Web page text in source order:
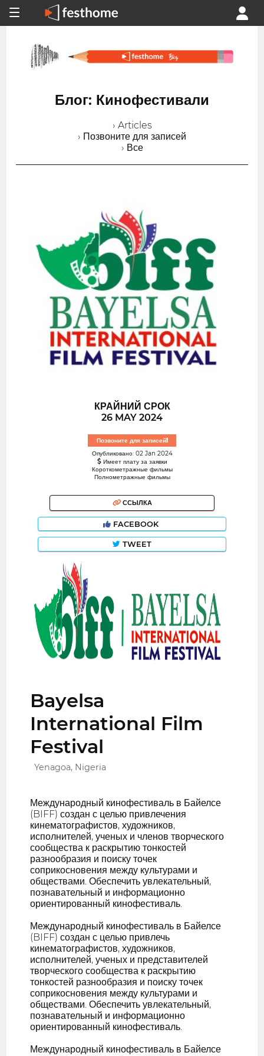
Блог: Кинофестивали
› Articles
› Позвоните для записей
› Все
КРАЙНИЙ СРОК
26 MAY 2024
Позвоните для записей!
Опубликовано: 02 Jan 2024
Имеет плату за заявки
Короткометражные фильмы
Полнометражные фильмы
ССЫЛКА
FACEBOOK
TWEET
Bayelsa
International Film
Festival
Yenagoa, Nigeria
Международный кинофестиваль в Байелсе
(BIFF) создан с целью привлечения
кинематографистов, художников,
исполнителей, ученых и членов творческого
сообщества к раскрытию тонкостей
разнообразия и поиску точек
соприкосновения между культурами и
обществами. Обеспечить увлекательный,
познавательный и информационно
ориентированный кинофестиваль.
Международный кинофестиваль в Байелсе
(BIFF) создан с целью привлечь
кинематографистов, художников,
исполнителей, ученых и представителей
творческого сообщества к раскрытию
тонкостей разнообразия и поиску точек
соприкосновения между культурами и
обществами. Обеспечить увлекательный,
познавательный и информационно
ориентированный кинофестиваль.
Международный кинофестиваль в Байелсе